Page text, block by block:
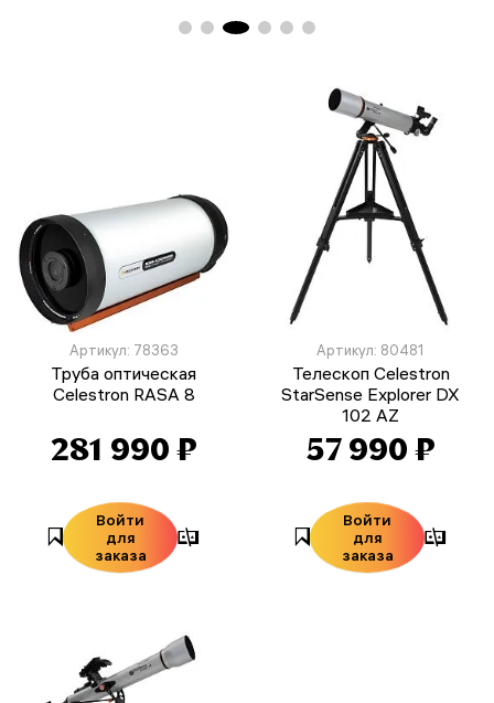
Артикул: 78363
Труба оптическая
Celestron RASA 8
281 990 ₽
Войти
для
заказа
Артикул: 80481
Телескоп Celestron
StarSense Explorer DX
102 AZ
57 990 ₽
Войти
для
заказа